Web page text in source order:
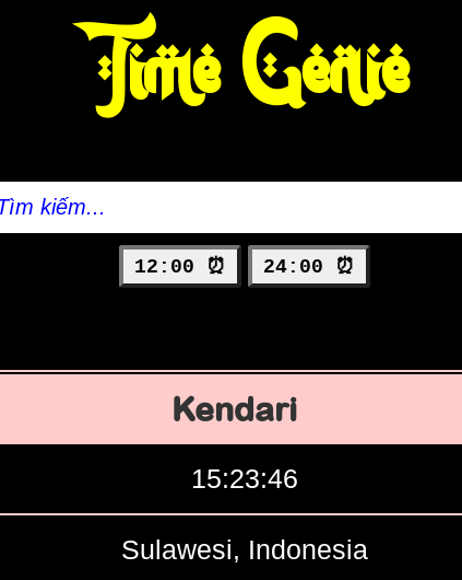
Time Genie
12:00 ⏰ 24:00 ⏰
Kendari
15:23:47
Sulawesi, Indonesia